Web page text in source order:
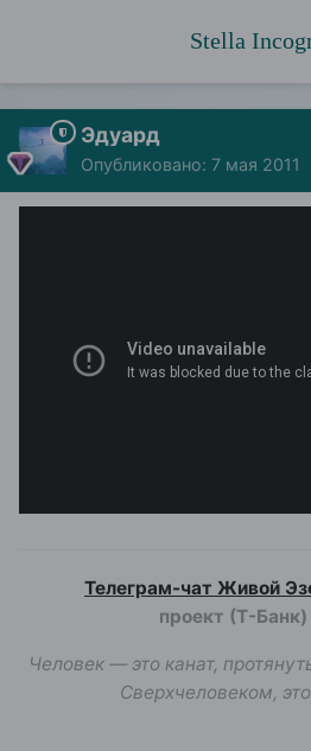
Stella
Эдуард
Опубликовано: 7 мая 2011
Телеграм-чат Живой
проект (Т-Банк)
Человек — это канат,
Сверхчеловеком,